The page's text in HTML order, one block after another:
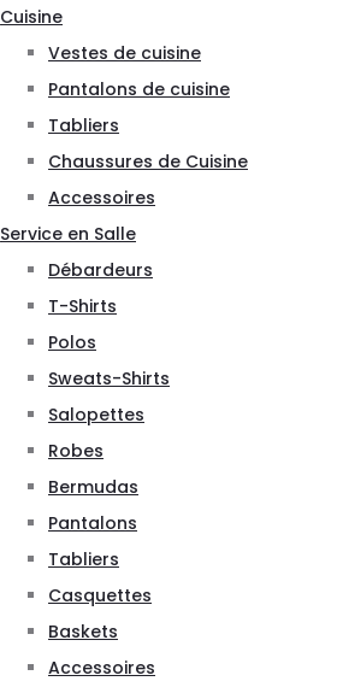
Cuisine
Vestes de cuisine
Pantalons de cuisine
Tabliers
Chaussures de Cuisine
Accessoires
Service en Salle
Débardeurs
T-Shirts
Polos
Sweats-Shirts
Salopettes
Robes
Bermudas
Pantalons
Tabliers
Casquettes
Baskets
Accessoires